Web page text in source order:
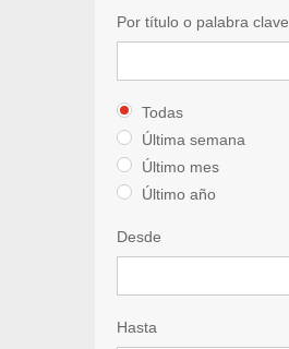
Por título o palabra clave
Todas
Última semana
Último mes
Último año
Desde
Hasta